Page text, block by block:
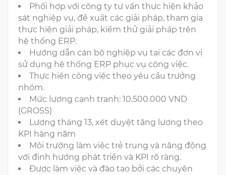
Phối hợp với công ty tư vấn thực hiện khảo
sát nghiệp vụ, đề xuất các giải pháp, tham gia
thực hiện giải pháp, kiểm thử giải pháp trên
hệ thống ERP.
Hướng dẫn cán bộ nghiệp vụ tại các đơn vị
sử dụng hệ thống ERP phục vụ công việc.
Thực hiện công việc theo yêu cầu trưởng
nhóm.
Mức lương cạnh tranh: 10.500.000 VND
(GROSS)
Lương tháng 13, xét duyệt tăng lương theo
KPI hàng năm
Môi trường làm việc trẻ trung và năng động
với định hướng phát triển và KPI rõ ràng.
Được làm việc và đào tạo bởi các chuyên